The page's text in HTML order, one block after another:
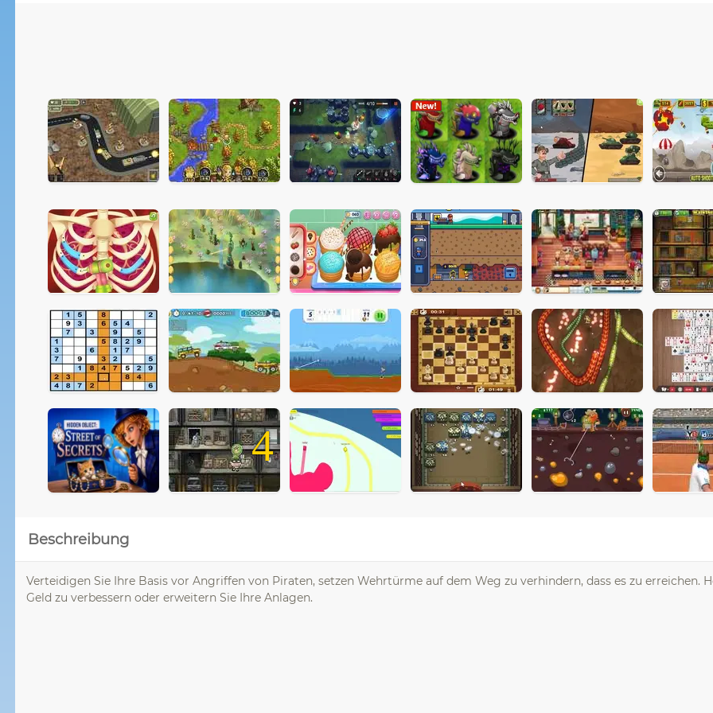
4
Beschreibung
Verteidigen Sie Ihre Basis vor Angriffen von Piraten, setzen Wehrtürme auf dem Weg zu verhindern, dass es zu erreichen.
Geld zu verbessern oder erweitern Sie Ihre Anlagen.